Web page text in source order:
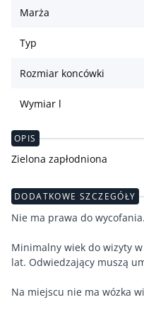
Marża
Typ
Rozmiar koncówki
Wymiar l
OPIS
Zielona zapłodniona
DODATKOWE SZCZEGÓŁY
Nie ma prawa do wycofania.
Minimalny wiek do wizyty
lat. Odwiedzający muszą